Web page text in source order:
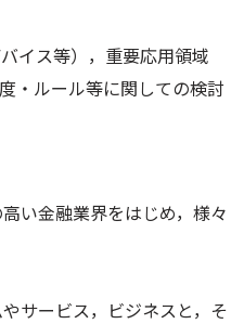
イス等），重要応用領域
・ルール等に関しての検討
い金融業界をはじめ，様々
サービス，ビジネスと，そ